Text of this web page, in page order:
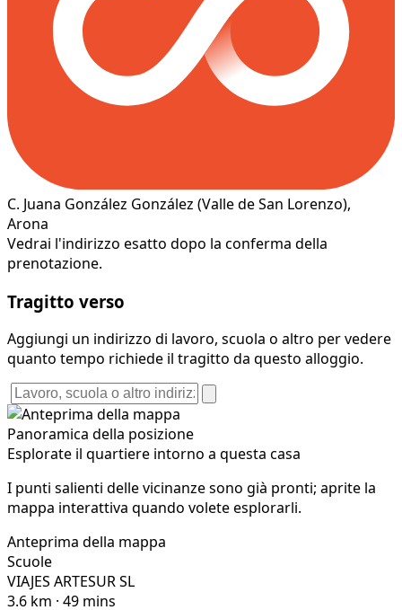
Arona
prenotazione.
Tragitto verso
Aggiungi un indirizzo di lavoro, scuola o altro per vedere
quanto tempo richiede il tragitto da questo alloggio.
Panoramica della posizione
Esplorate il quartiere intorno a questa casa
I punti salienti delle vicinanze sono già pronti; aprite la
mappa interattiva quando volete esplorarli.